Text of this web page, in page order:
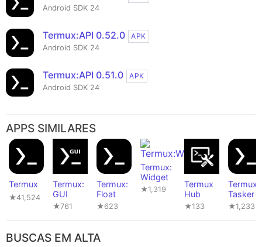
Android SDK 24
Termux:API 0.52.0
APK
Android SDK 24
Termux:API 0.51.0
APK
Android SDK 24
APPS SIMILARES
Termux
★41,524
Termux:
GUI
★761
Termux:
Float
★623
Termux:
Widget
★1,319
Termux
Hub
★133
Termux:
Tasker
★1,233
BUSCAS EM ALTA